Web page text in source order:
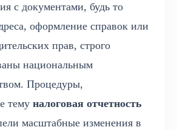
с документами, будь то
оформление справок или
прав, строго
национальным
Процедуры,
тему налоговая отчетность
масштабные изменения в